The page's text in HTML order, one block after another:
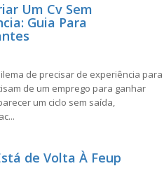
Um Cv Sem
Guia Para
de precisar de experiência para
de um emprego para ganhar
um ciclo sem saída,
de Volta À Feup